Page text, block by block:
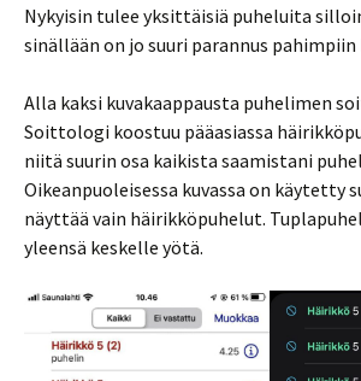
Nykyisin tulee yksittäisiä puheluita
sinällään on jo suuri parannus
Alla kaksi kuvakaappausta puhelimen
Soittologi koostuu pääasiassa
niitä suurin osa kaikista saamistani
Oikeanpuoleisessa kuvassa on käytetty
näyttää vain häirikköpuhelut.
yleensä keskelle yötä.